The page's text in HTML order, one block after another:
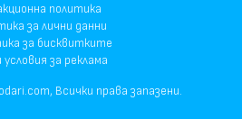
политика
за лични данни
за бисквитките
за реклама
Всички права запазени.